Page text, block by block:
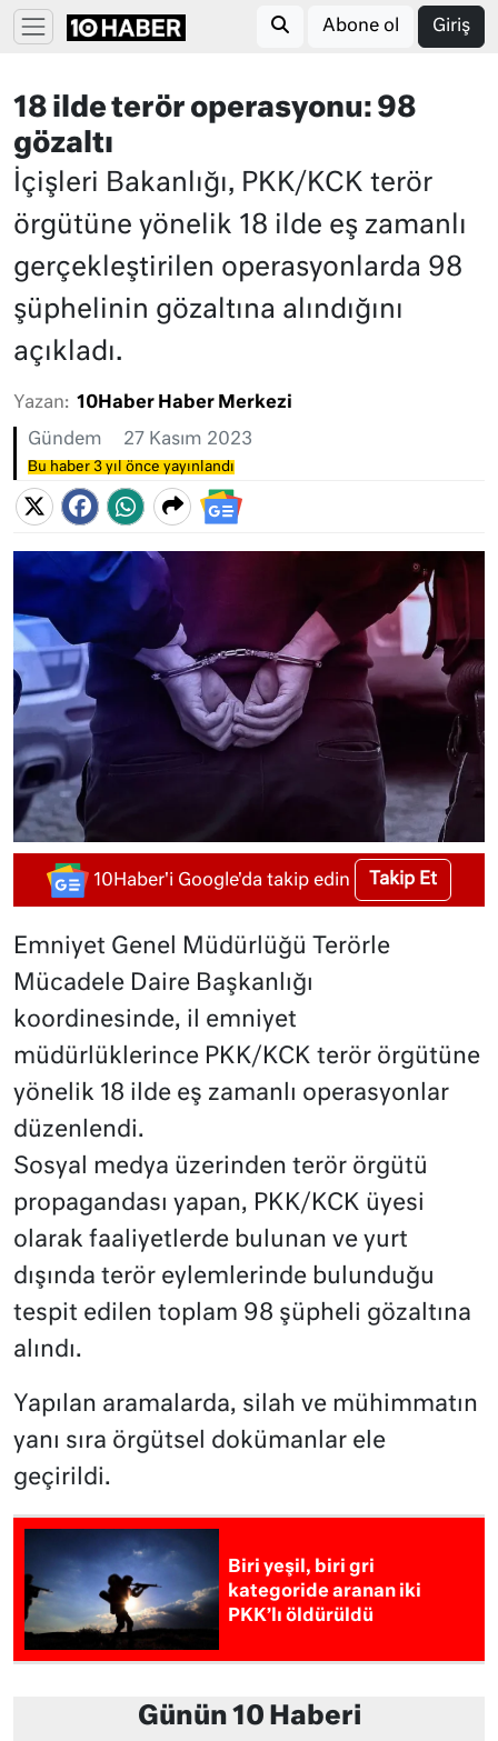
Abone ol Giriş
18 ilde terör operasyonu: 98
gözaltı
İçişleri Bakanlığı, PKK/KCK terör
örgütüne yönelik 18 ilde eş zamanlı
gerçekleştirilen operasyonlarda 98
şüphelinin gözaltına alındığını
açıkladı.
Yazan: 10Haber Haber Merkezi
Gündem 27 Kasım 2023
Bu haber 3 yıl önce yayınlandı
10Haber'i Google'da takip edin Takip Et
Emniyet Genel Müdürlüğü Terörle
Mücadele Daire Başkanlığı
koordinesinde, il emniyet
müdürlüklerince PKK/KCK terör örgütüne
yönelik 18 ilde eş zamanlı operasyonlar
düzenlendi.
Sosyal medya üzerinden terör örgütü
propagandası yapan, PKK/KCK üyesi
olarak faaliyetlerde bulunan ve yurt
dışında terör eylemlerinde bulunduğu
tespit edilen toplam 98 şüpheli gözaltına
alındı.
Yapılan aramalarda, silah ve mühimmatın
yanı sıra örgütsel dokümanlar ele
geçirildi.
Biri yeşil, biri gri
kategoride aranan iki
PKK’lı öldürüldü
Günün 10 Haberi